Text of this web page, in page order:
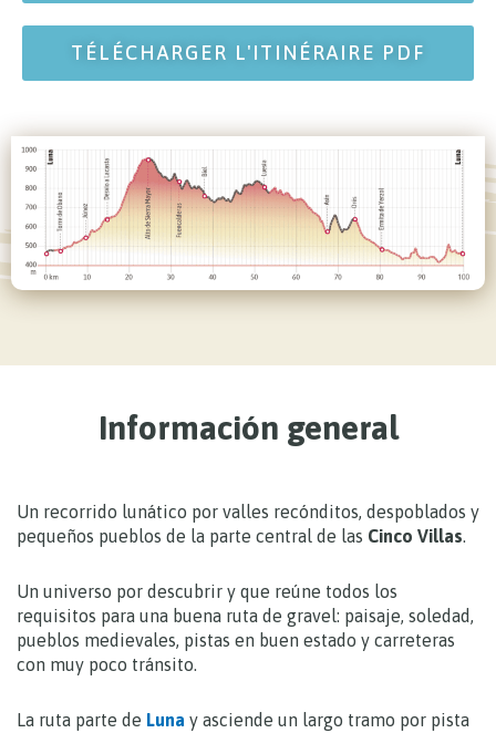
TÉLÉCHARGER L'ITINÉRAIRE PDF
Información general
Un recorrido lunático por valles recónditos, despoblados y
pequeños pueblos de la parte central de las Cinco Villas.
Un universo por descubrir y que reúne todos los
requisitos para una buena ruta de gravel: paisaje, soledad,
pueblos medievales, pistas en buen estado y carreteras
con muy poco tránsito.
La ruta parte de Luna y asciende un largo tramo por pista